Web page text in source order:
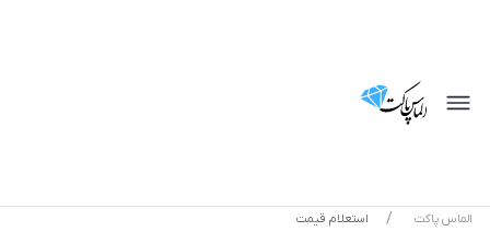
توجه !!!
بدلیل نوسان شدید قیمت ها از قرار دادن قیمت بروز محصولات سفارشی و
الماس پاکت استعلام قیمت